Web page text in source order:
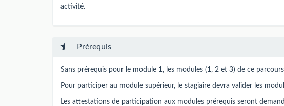
activité.
Prérequis
Sans prérequis pour le module 1, les modules (1, 2 et 3) de ce
Pour participer au module supérieur, le stagiaire devra valider les
Les attestations de participation aux modules prérequis seront